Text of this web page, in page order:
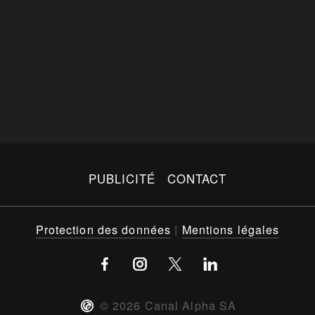
PUBLICITÉ CONTACT
© 2026 Canal Alpha SA
Protection des données | Mentions légales